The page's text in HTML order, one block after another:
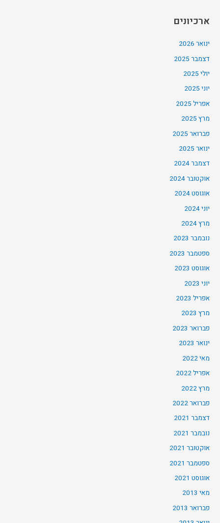
ארכיונים
ינואר 2026
דצמבר 2025
יולי 2025
יוני 2025
אפריל 2025
מרץ 2025
פברואר 2025
ינואר 2025
דצמבר 2024
אוקטובר 2024
אוגוסט 2024
יוני 2024
מרץ 2024
נובמבר 2023
ספטמבר 2023
אוגוסט 2023
יוני 2023
אפריל 2023
מרץ 2023
פברואר 2023
ינואר 2023
מאי 2022
אפריל 2022
מרץ 2022
פברואר 2022
דצמבר 2021
נובמבר 2021
אוקטובר 2021
ספטמבר 2021
אוגוסט 2021
מאי 2013
פברואר 2013